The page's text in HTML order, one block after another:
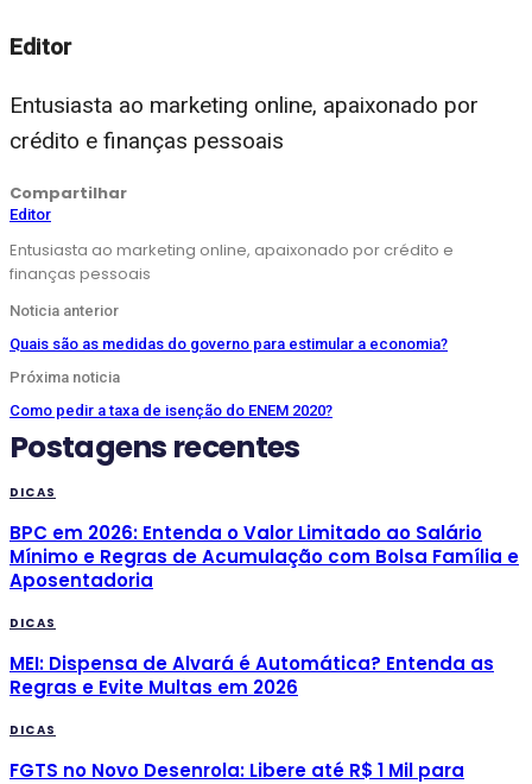
Editor
Entusiasta ao marketing online, apaixonado por
crédito e finanças pessoais
Compartilhar
Editor
Entusiasta ao marketing online, apaixonado por crédito e
finanças pessoais
Noticia anterior
Quais são as medidas do governo para estimular a economia?
Próxima noticia
Como pedir a taxa de isenção do ENEM 2020?
Postagens recentes
DICAS
BPC em 2026: Entenda o Valor Limitado ao Salário
Mínimo e Regras de Acumulação com Bolsa Família e
Aposentadoria
DICAS
MEI: Dispensa de Alvará é Automática? Entenda as
Regras e Evite Multas em 2026
DICAS
FGTS no Novo Desenrola: Libere até R$ 1 Mil para